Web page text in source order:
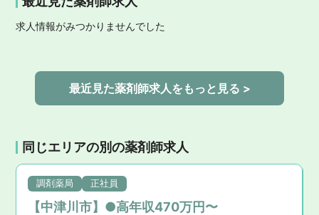
求人情報がみつかりませんでした
最近見た薬剤師求人をもっと見る >
同じエリアの別の薬剤師求人
調剤薬局 正社員
【中津川市】●高年収470万円〜